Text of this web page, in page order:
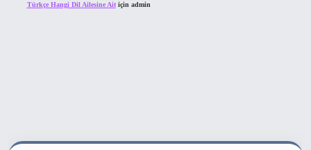
Türkçe Hangi Dil Ailesine Aitiçin admin